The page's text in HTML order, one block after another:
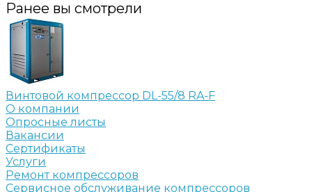
Ранее вы смотрели
Винтовой компрессор DL-55/8 RA-F
О компании
Опросные листы
Вакансии
Сертификаты
Услуги
Ремонт компрессоров
Сервисное обслуживание компрессоров